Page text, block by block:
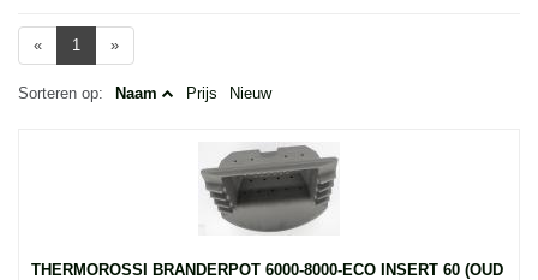
« 1 »
Sorteren op: Naam Prijs Nieuw
THERMOROSSI BRANDERPOT 6000-8000-ECO INSERT 60 (OUD